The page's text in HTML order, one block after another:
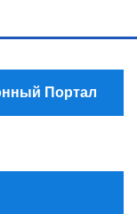
Портал